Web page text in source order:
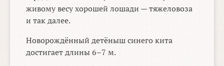
живому весу хорошей лошади — тяжеловоза
и так далее.
Новорождённый детёныш синего кита
достигает длины6–7 м.